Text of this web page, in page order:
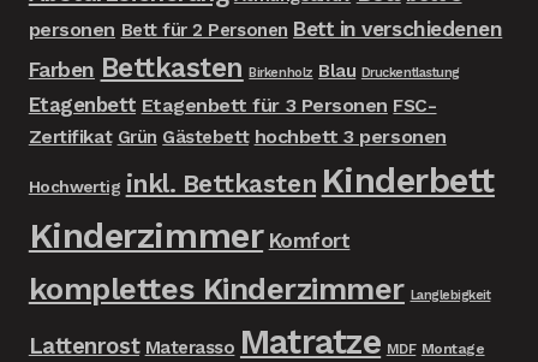
personen Bett für 2 Personen Bett in verschiedenen
Farben Bettkasten Birkenholz Blau Druckentlastung
Etagenbett Etagenbett für 3 Personen FSC-
Zertifikat Grün Gästebett hochbett 3 personen
Hochwertig inkl. Bettkasten Kinderbett
Kinderzimmer Komfort
komplettes Kinderzimmer Langlebigkeit
Lattenrost Materasso Matratze MDF Montage